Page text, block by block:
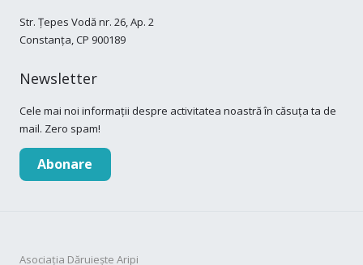
Str. Țepes Vodă nr. 26, Ap. 2
Constanța, CP 900189
Newsletter
Cele mai noi informații despre activitatea noastră în căsuța ta de
mail. Zero spam!
Abonare
Asociația Dăruiește Aripi